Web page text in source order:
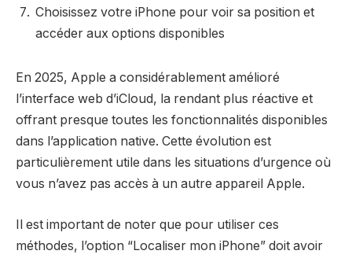
Choisissez votre iPhone pour voir sa position et
accéder aux options disponibles
En 2025, Apple a considérablement amélioré
l’interface web d’iCloud, la rendant plus réactive et
offrant presque toutes les fonctionnalités disponibles
dans l’application native. Cette évolution est
particulièrement utile dans les situations d’urgence où
vous n’avez pas accès à un autre appareil Apple.
Il est important de noter que pour utiliser ces
méthodes, l’option “Localiser mon iPhone” doit avoir